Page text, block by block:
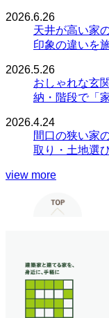
2026.6.26
天井が高い家
印象の違いを
2026.5.26
おしゃれな玄
納・階段で「
2026.4.24
間口の狭い家
取り・土地選
view more